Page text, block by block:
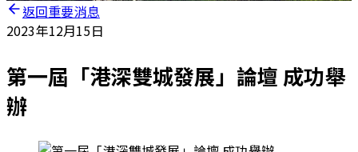
返回重要消息
2023年12月15日
第一屆「港深雙城發展」論壇 成功舉
辦